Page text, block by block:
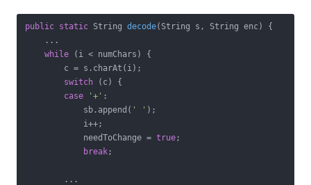
public static String decode(String s, String enc)
{
    ...
while (i < numChars) {
        c = s.charAt(i);
switch (c) {
case
'+' :
            sb.append(
' ' );
            i++;
            needToChange =
true;
break;
        ...